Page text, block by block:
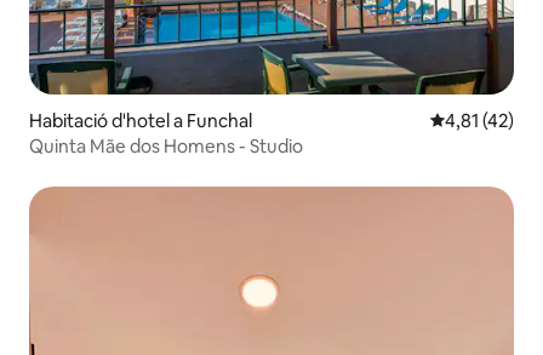
Habitació d'hotel a Funchal 4,81 de
4,81 (42)
Quinta Mãe dos Homens - Studio